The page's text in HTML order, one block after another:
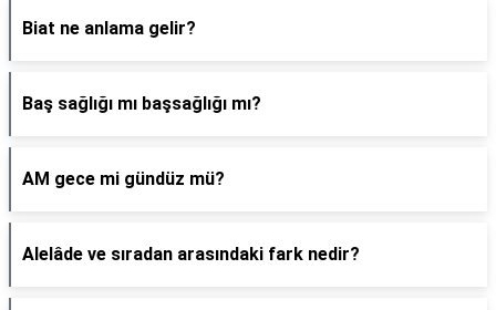
Biat ne anlama gelir?
Baş sağlığı mı başsağlığı mı?
AM gece mi gündüz mü?
Alelâde ve sıradan arasındaki fark nedir?